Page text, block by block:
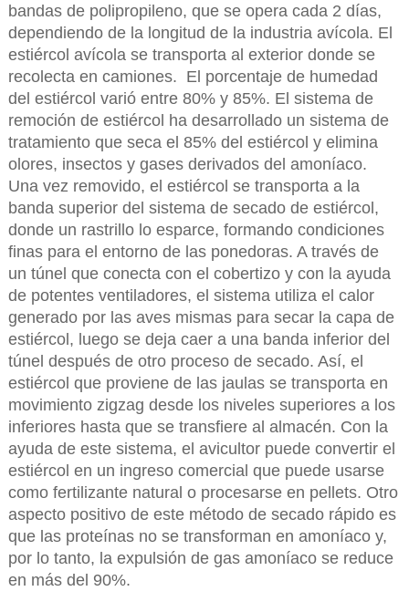
bandas de polipropileno, que se opera cada 2 días,
dependiendo de la longitud de la industria avícola. El
estiércol avícola se transporta al exterior donde se
recolecta en camiones. El porcentaje de humedad
del estiércol varió entre 80% y 85%. El sistema de
remoción de estiércol ha desarrollado un sistema de
tratamiento que seca el 85% del estiércol y elimina
olores, insectos y gases derivados del amoníaco.
Una vez removido, el estiércol se transporta a la
banda superior del sistema de secado de estiércol,
donde un rastrillo lo esparce, formando condiciones
finas para el entorno de las ponedoras. A través de
un túnel que conecta con el cobertizo y con la ayuda
de potentes ventiladores, el sistema utiliza el calor
generado por las aves mismas para secar la capa de
estiércol, luego se deja caer a una banda inferior del
túnel después de otro proceso de secado. Así, el
estiércol que proviene de las jaulas se transporta en
movimiento zigzag desde los niveles superiores a los
inferiores hasta que se transfiere al almacén. Con la
ayuda de este sistema, el avicultor puede convertir el
estiércol en un ingreso comercial que puede usarse
como fertilizante natural o procesarse en pellets. Otro
aspecto positivo de este método de secado rápido es
que las proteínas no se transforman en amoníaco y,
por lo tanto, la expulsión de gas amoníaco se reduce
en más del 90%.